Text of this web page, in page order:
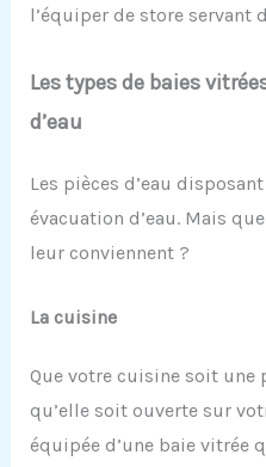
l’équiper de store servant
Les types de baies
d’eau
Les pièces d’eau
évacuation d’eau. Mais
leur conviennent ?
La cuisine
Que votre cuisine soit une
qu’elle soit ouverte sur
équipée d’une baie vitrée